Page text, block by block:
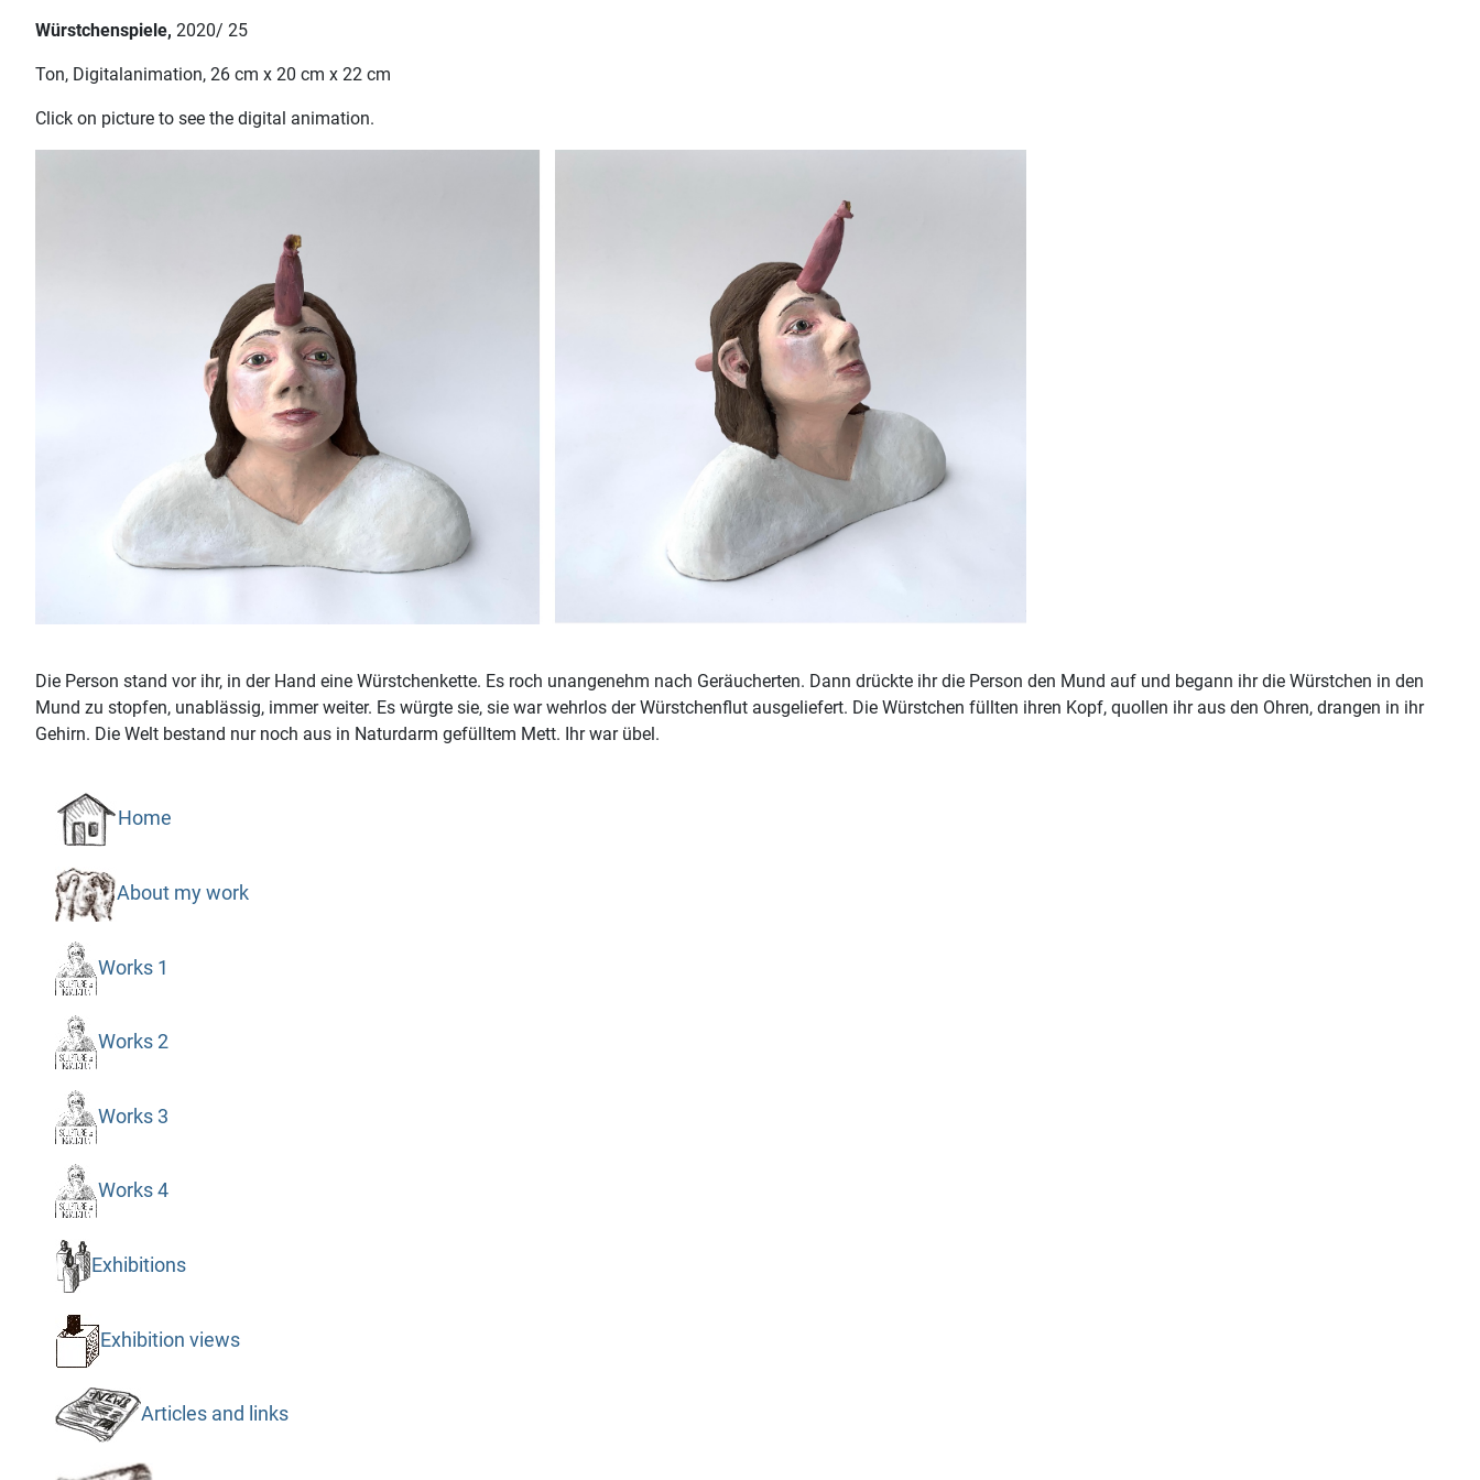
Würstchenspiele, 2020/ 25
Ton, Digitalanimation, 26 cm x 20 cm x 22 cm
Click on picture to see the digital animation.
Die Person stand vor ihr, in der Hand eine Würstchenkette. Es roch unangenehm nach Geräucherten. Dann drückte ihr die Person den Mund auf und begann ihr die Würstchen in den
Mund zu stopfen, unablässig, immer weiter. Es würgte sie, sie war wehrlos der Würstchenflut ausgeliefert. Die Würstchen füllten ihren Kopf, quollen ihr aus den Ohren, drangen in ihr
Gehirn. Die Welt bestand nur noch aus in Naturdarm gefülltem Mett. Ihr war übel.
Home
About my work
Works 1
Works 2
Works 3
Works 4
Exhibitions
Exhibition views
Articles and links